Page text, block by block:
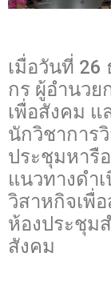
เมื่อวันที่ 26
กร ผู้อำนวย
เพื่อสังคม
นักวิชาการ
ประชุมหารื
แนวทางดำ
วิสาหกิจเพื่
ห้องประชุม
สังคม